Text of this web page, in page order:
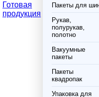
Готовая
продукция
Пакеты для
Рукав,
полурукав,
полотно
Вакуумные
пакеты
Пакеты
квадропак
Упаковка для